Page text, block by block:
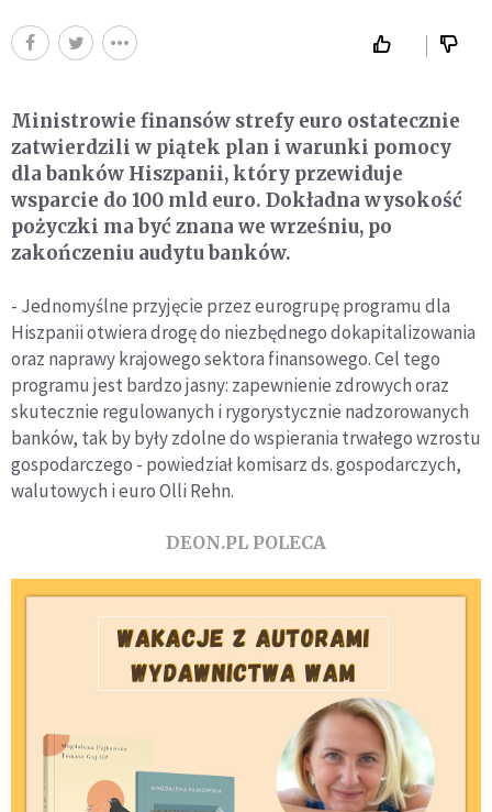
Ministrowie finansów strefy euro ostatecznie
zatwierdzili w piątek plan i warunki pomocy
dla banków Hiszpanii, który przewiduje
wsparcie do 100 mld euro. Dokładna wysokość
pożyczki ma być znana we wrześniu, po
zakończeniu audytu banków.
- Jednomyślne przyjęcie przez eurogrupę programu dla
Hiszpanii otwiera drogę do niezbędnego dokapitalizowania
oraz naprawy krajowego sektora finansowego. Cel tego
programu jest bardzo jasny: zapewnienie zdrowych oraz
skutecznie regulowanych i rygorystycznie nadzorowanych
banków, tak by były zdolne do wspierania trwałego wzrostu
gospodarczego - powiedział komisarz ds. gospodarczych,
walutowych i euro Olli Rehn.
DEON.PL POLECA